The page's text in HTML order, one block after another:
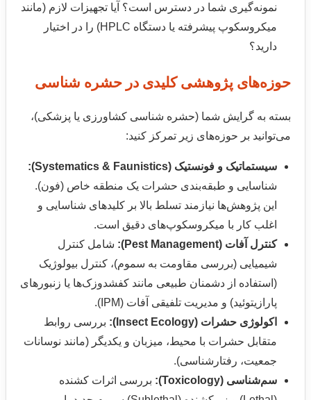
نمونه‌گیری شما در دسترس است؟ آیا تجهیزات لازم (مانند
میکروسکوپ پیشرفته یا دستگاه HPLC) را در اختیار
دارید؟
حوزه‌های پژوهشی کلیدی در حشره شناسی
بسته به گرایش شما (حشره شناسی کشاورزی یا پزشکی)،
می‌توانید بر حوزه‌های زیر تمرکز کنید:
سیستماتیک و فونستیک (Systematics & Faunistics):
شناسایی و طبقه‌بندی حشرات یک منطقه خاص (فون).
این پژوهش‌ها نیازمند تسلط بالا بر کلیدهای شناسایی و
اغلب کار با میکروسکوپ‌های دقیق است.
کنترل آفات (Pest Management):
شامل کنترل
شیمیایی (بررسی مقاومت به سموم)، کنترل بیولوژیک
(استفاده از دشمنان طبیعی مانند کفشدوزک‌ها یا زنبورهای
پارازیتوئید) و مدیریت تلفیقی آفات (IPM).
اکولوژی حشرات (Insect Ecology):
بررسی روابط
متقابل حشرات با محیط، میزبان و یکدیگر (مانند نوسانات
جمعیت، رفتارشناسی).
سم‌شناسی (Toxicology):
بررسی اثرات کشنده